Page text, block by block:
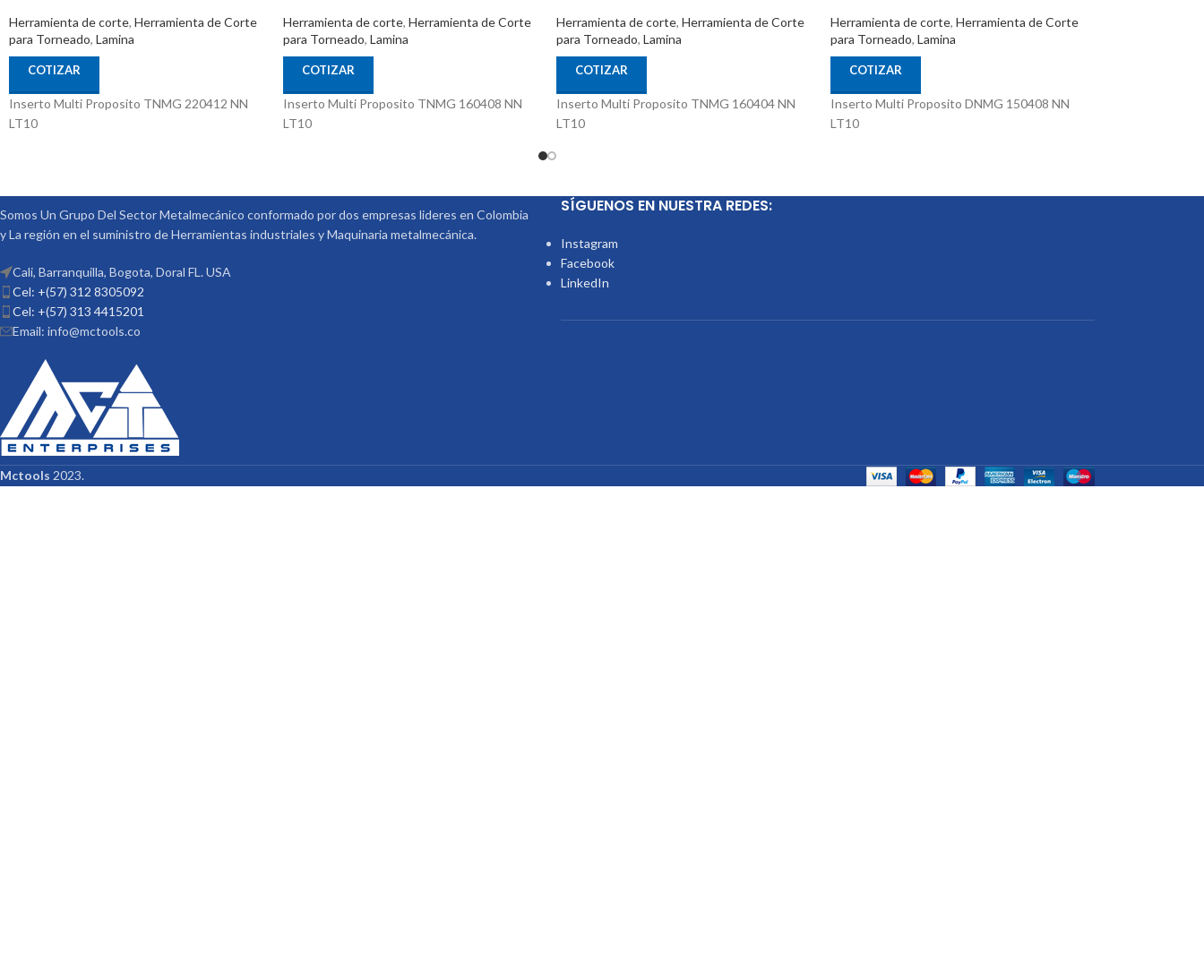
Herramienta de corte, Herramienta de Corte
para Torneado, Lamina
COTIZAR
Inserto Multi Proposito TNMG 220412 NN
LT10
Herramienta de corte, Herramienta de Corte
para Torneado, Lamina
COTIZAR
Inserto Multi Proposito TNMG 160408 NN
LT10
Herramienta de corte, Herramienta de Corte
para Torneado, Lamina
COTIZAR
Inserto Multi Proposito TNMG 160404 NN
LT10
Herramienta de corte, Herramienta de Corte
para Torneado, Lamina
COTIZAR
Inserto Multi Proposito DNMG 150408 NN
LT10
Somos Un Grupo Del Sector Metalmecánico conformado por dos empresas lideres en Colombia
y La región en el suministro de Herramientas industriales y Maquinaria metalmecánica.
Cali, Barranquilla, Bogota, Doral FL. USA
Cel: +(57) 312 8305092
Cel: +(57) 313 4415201
Email: info@mctools.co
SÍGUENOS EN NUESTRA REDES:
Instagram
Facebook
LinkedIn
Mctools 2023.